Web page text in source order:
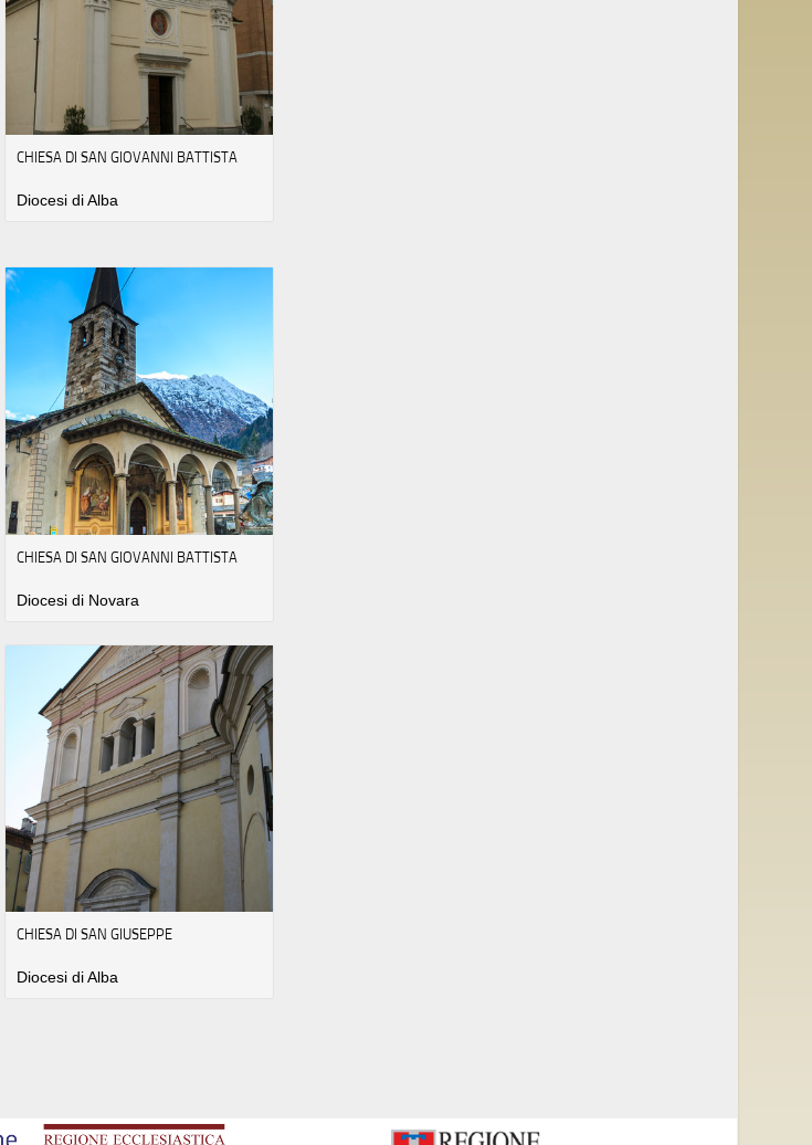
CHIESA DI SAN GIOVANNI BATTISTA
Diocesi di Alba
CHIESA DI SAN GIOVANNI BATTISTA
Diocesi di Novara
CHIESA DI SAN GIUSEPPE
Diocesi di Alba